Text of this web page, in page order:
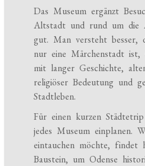
Das Museum ergänzt
Altstadt und rund um die
gut. Man versteht besser,
nur eine Märchenstadt ist,
mit langer Geschichte,
religiöser Bedeutung und
Stadtleben.
Für einen kurzen
jedes Museum einplanen.
eintauchen möchte, findet
Baustein, um Odense